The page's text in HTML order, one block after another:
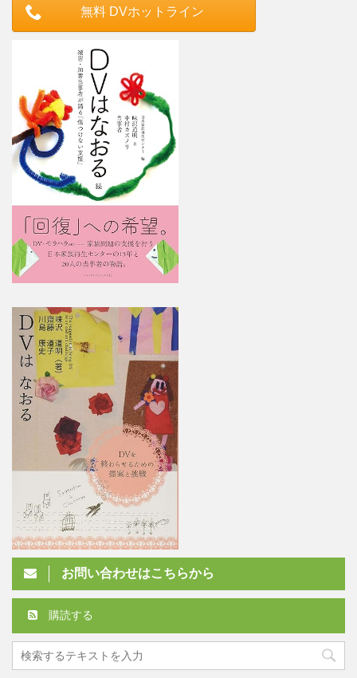
無料 DVホットライン
お問い合わせはこちらから
購読する